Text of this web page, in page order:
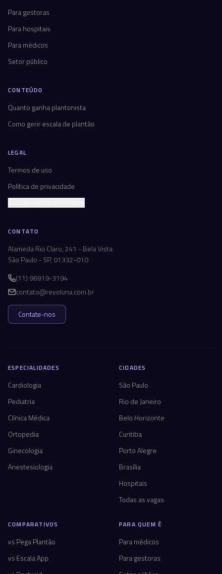
Para gestoras
Para hospitais
Para médicos
Setor público
CONTEÚDO
Quanto ganha plantonista
Como gerir escala de plantão
LEGAL
Termos de uso
Política de privacidade
CONTATO
Alameda Rio Claro, 241 - Bela Vista
São Paulo - SP, 01332-010
(11) 96919-3194
contato@revoluna.com.br
Contate-nos
ESPECIALIDADES
Cardiologia
Pediatria
Clínica Médica
Ortopedia
Ginecologia
Anestesiologia
CIDADES
São Paulo
Rio de Janeiro
Belo Horizonte
Curitiba
Porto Alegre
Brasília
Hospitais
Todas as vagas
COMPARATIVOS
vs Pega Plantão
vs Escala App
PARA QUEM É
Para médicos
Para gestoras